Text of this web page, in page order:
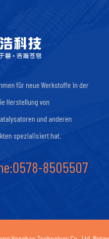
für neue Werkstoffe in der
Herstellung von
und anderen
spezialisiert hat.
8505507